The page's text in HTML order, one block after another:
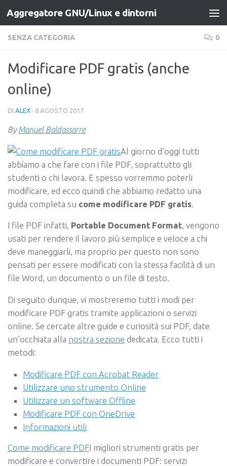
Salta al contenuto
Aggregatore GNU/Linux e dintorni
SENZA CATEGORIA 0
Modificare PDF gratis (anche
online)
DI ALEX · 8 AGOSTO 2017
ByManuel Baldassarre
Al giorno d’oggi tutti
abbiamo a che fare con i file PDF, soprattutto gli
studenti o chi lavora. E spesso vorremmo poterli
modificare, ed ecco quindi che abbiamo redatto una
guida completa su come modificare PDF gratis
I file PDF infatti, Portable Document Format, vengono
usati per rendere il lavoro più semplice e veloce a chi
deve maneggiarli, ma proprio per questo non sono
pensati per essere modificati con la stessa facilità di un
file Word, un documento o un file di testo.
Di seguito dunque, vi mostreremo tutti i modi per
modificare PDF gratis tramite applicazioni o servizi
online. Se cercate altre guide e curiosità sui PDF, date
un’occhiata alla nostra sezione dedicata. Ecco tutti i
metodi:
Modificare PDF con Acrobat Reader
Utilizzare uno strumento Online
Utilizzare un software Offline
Modificare PDF con OneDrive
Informazioni utili
Come modificare PDFI migliori strumenti gratis per
modificare e convertire i documenti PDF: servizi